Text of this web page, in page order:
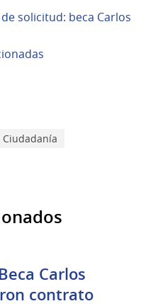
solicitud: beca Carlos
Ciudadanía
Carlos
contrato